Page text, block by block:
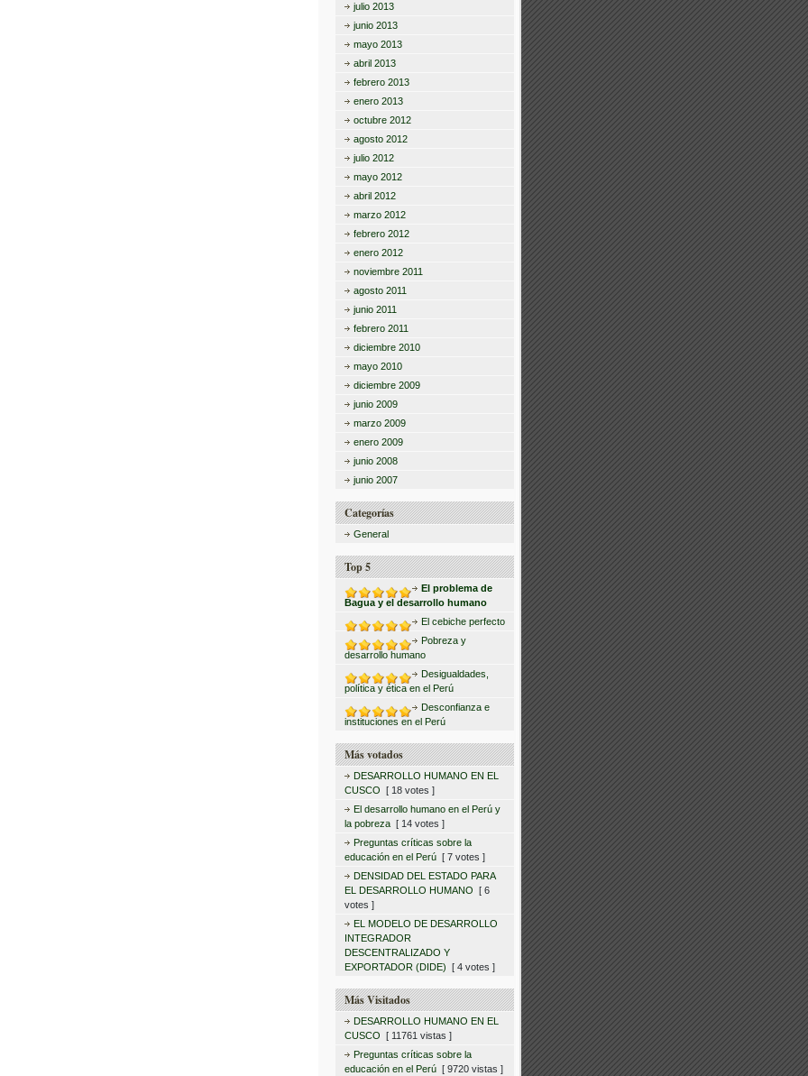
julio 2013
junio 2013
mayo 2013
abril 2013
febrero 2013
enero 2013
octubre 2012
agosto 2012
julio 2012
mayo 2012
abril 2012
marzo 2012
febrero 2012
enero 2012
noviembre 2011
agosto 2011
junio 2011
febrero 2011
diciembre 2010
mayo 2010
diciembre 2009
junio 2009
marzo 2009
enero 2009
junio 2008
junio 2007
Categorías
General
Top 5
El problema de
Bagua y el desarrollo humano
El cebiche perfecto
Pobreza y
desarrollo humano
Desigualdades,
política y ética en el Perú
Desconfianza e
instituciones en el Perú
Más votados
DESARROLLO HUMANO EN EL
CUSCO [ 18 votes ]
El desarrollo humano en el Perú y
la pobreza [ 14 votes ]
Preguntas críticas sobre la
educación en el Perú [ 7 votes ]
DENSIDAD DEL ESTADO PARA
EL DESARROLLO HUMANO [ 6
votes ]
EL MODELO DE DESARROLLO
INTEGRADOR
DESCENTRALIZADO Y
EXPORTADOR (DIDE) [ 4 votes ]
Más Visitados
DESARROLLO HUMANO EN EL
CUSCO [ 11761 vistas ]
Preguntas críticas sobre la
educación en el Perú [ 9720 vistas ]